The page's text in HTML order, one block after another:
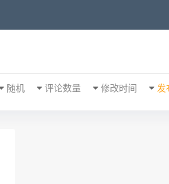
发
修改时间
评论数量
随机